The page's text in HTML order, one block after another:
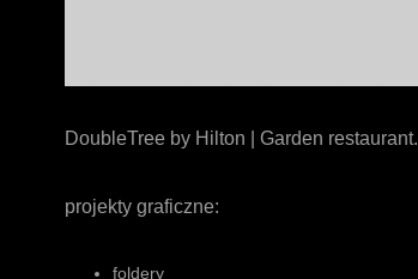
DoubleTree by Hilton | Garden restaurant.
projekty graficzne:
foldery